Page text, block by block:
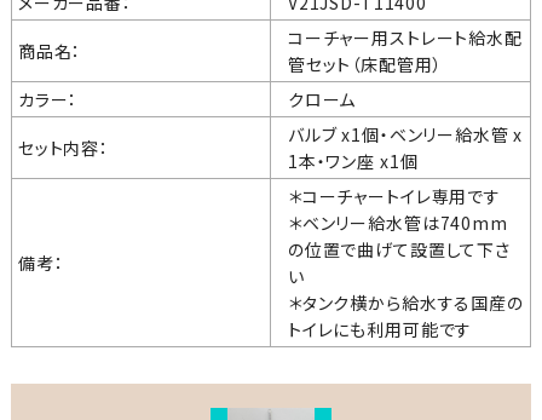
商品名：
コーチャー用ストレート給水配
管セット（床配管用）
カラー：
クローム
セット内容：
バルブ x1個・ベンリー給水管 x
1本・ワン座 x1個
備考：
＊コーチャートイレ専用です
＊ベンリー給水管は740mm
の位置で曲げて設置して下さ
い
＊タンク横から給水する国産の
トイレにも利用可能です